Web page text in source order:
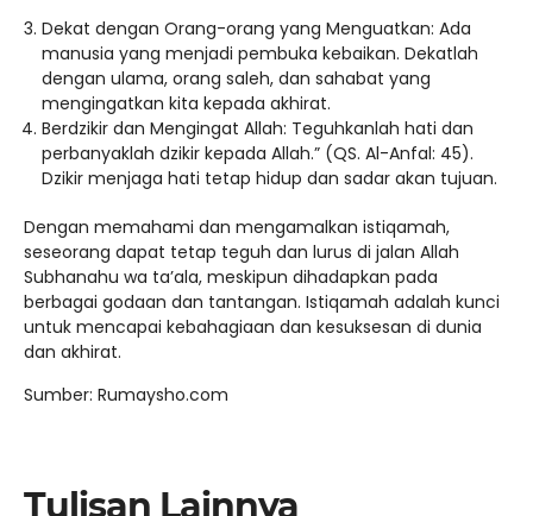
Dekat dengan Orang-orang yang Menguatkan: Ada
manusia yang menjadi pembuka kebaikan. Dekatlah
dengan ulama, orang saleh, dan sahabat yang
mengingatkan kita kepada akhirat.
Berdzikir dan Mengingat Allah: Teguhkanlah hati dan
perbanyaklah dzikir kepada Allah.” (QS. Al-Anfal: 45).
Dzikir menjaga hati tetap hidup dan sadar akan tujuan.
Dengan memahami dan mengamalkan istiqamah,
seseorang dapat tetap teguh dan lurus di jalan Allah
Subhanahu wa ta’ala, meskipun dihadapkan pada
berbagai godaan dan tantangan. Istiqamah adalah kunci
untuk mencapai kebahagiaan dan kesuksesan di dunia
dan akhirat.
Sumber: Rumaysho.com
Tulisan Lainnya